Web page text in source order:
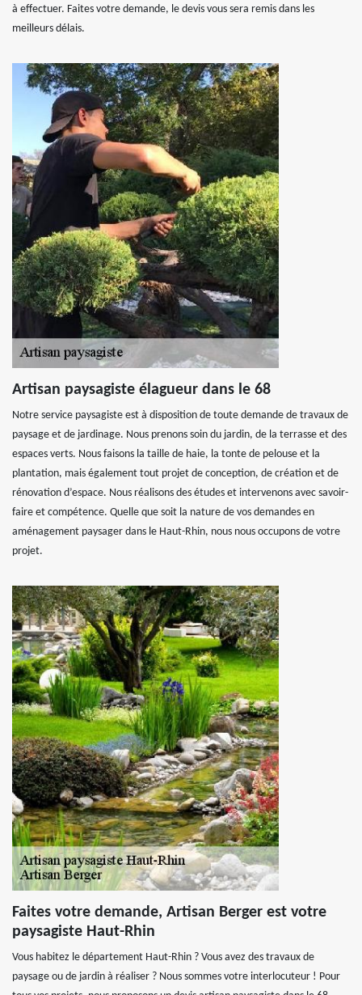
à effectuer. Faites votre demande, le devis vous sera remis dans les
meilleurs délais.
Artisan paysagiste élagueur dans le 68
Notre service paysagiste est à disposition de toute demande de travaux de
paysage et de jardinage. Nous prenons soin du jardin, de la terrasse et des
espaces verts. Nous faisons la taille de haie, la tonte de pelouse et la
plantation, mais également tout projet de conception, de création et de
rénovation d’espace. Nous réalisons des études et intervenons avec savoir-
faire et compétence. Quelle que soit la nature de vos demandes en
aménagement paysager dans le Haut-Rhin, nous nous occupons de votre
projet.
Faites votre demande, Artisan Berger est votre
paysagiste Haut-Rhin
Vous habitez le département Haut-Rhin ? Vous avez des travaux de
paysage ou de jardin à réaliser ? Nous sommes votre interlocuteur ! Pour